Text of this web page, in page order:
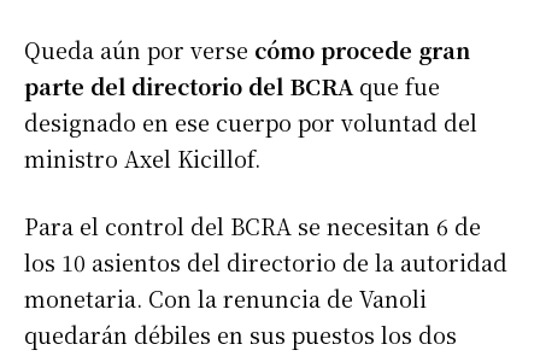
Queda aún por verse cómo procede gran
parte del directorio del BCRA que fue
designado en ese cuerpo por voluntad del
ministro Axel Kicillof.
Para el control del BCRA se necesitan 6 de
los 10 asientos del directorio de la autoridad
monetaria. Con la renuncia de Vanoli
quedarán débiles en sus puestos los dos